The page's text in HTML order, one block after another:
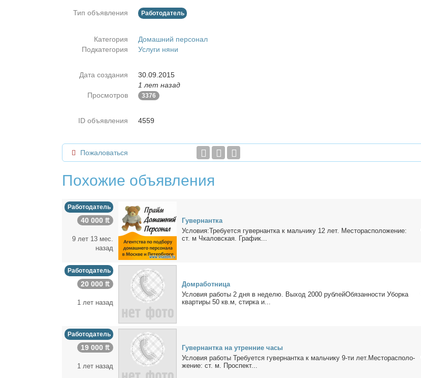
Тип объявления Работодатель
Категория
Домашний персонал
Подкатегория
Услуги няни
Дата создания
30.09.2015
1 лет назад
Просмотров
3376
ID объявления 4559
Пожаловаться
Похожие объявления
Работодатель
40 000 ₶
9 лет 13 мес.
назад
Гу­вер­нант­ка
Усло­вия:Тре­бу­ет­ся гу­вер­нант­ка к маль­чи­ку 12 лет. Ме­сто­рас­по­ло­же­ние:
ст. м Чка­лов­ская. Гра­фик...
Работодатель
20 000 ₶
1 лет назад
Дом­ра­бот­ни­ца
Усло­вия ра­бо­ты 2 дня в неде­лю. Вы­ход 2000 рублейОбязанности Убор­ка
квар­ти­ры 50 кв.м, стир­ка и...
Работодатель
19 000 ₶
1 лет назад
Гу­вер­нант­ка на утрен­ние ча­сы
Усло­вия ра­бо­ты Тре­бу­ет­ся гу­вер­нант­ка к маль­чи­ку 9-ти лет.Ме­сто­рас­по­ло­
же­ние: ст. м. Про­спект...